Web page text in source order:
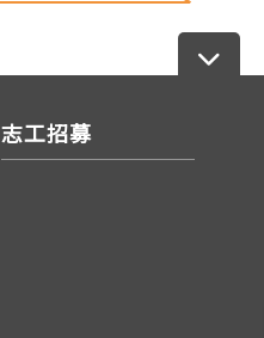
志工招募